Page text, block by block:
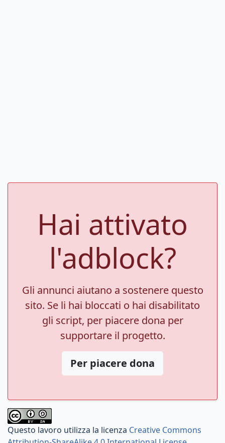
Hai attivato
l'adblock?
Gli annunci aiutano a sostenere questo
sito. Se li hai bloccati o hai disabilitato
gli script, per piacere dona per
supportare il progetto.
Per piacere dona
Questo lavoro utilizza la licenza Creative Commons